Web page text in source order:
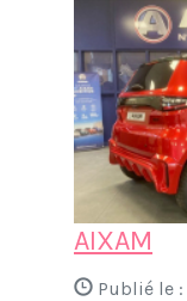
AIXAM
Publié le :